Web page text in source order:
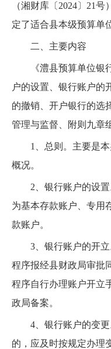
（湘财库〔2024〕21
定了适合县本级预算单
二、主要内容
《澧县预算单位
户的设置、银行账户的
的撤销、开户银行的选
管理与监督、附则九章
1、总则。主要是
概况。
2、银行账户的设
为基本存款账户、专用
款账户。
3、银行账户的开
程序报经县财政局审批
程序自行办理账户开立
政局备案。
4、银行账户的变
的，应及时按规定办理